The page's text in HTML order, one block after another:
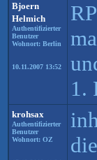
Bjoern
Helmich
Authentifizierter
Benutzer
Wohnort: Berlin
10.11.2007 13:52
1.
krohsax
Authentifizierter
Benutzer
Wohnort: OZ